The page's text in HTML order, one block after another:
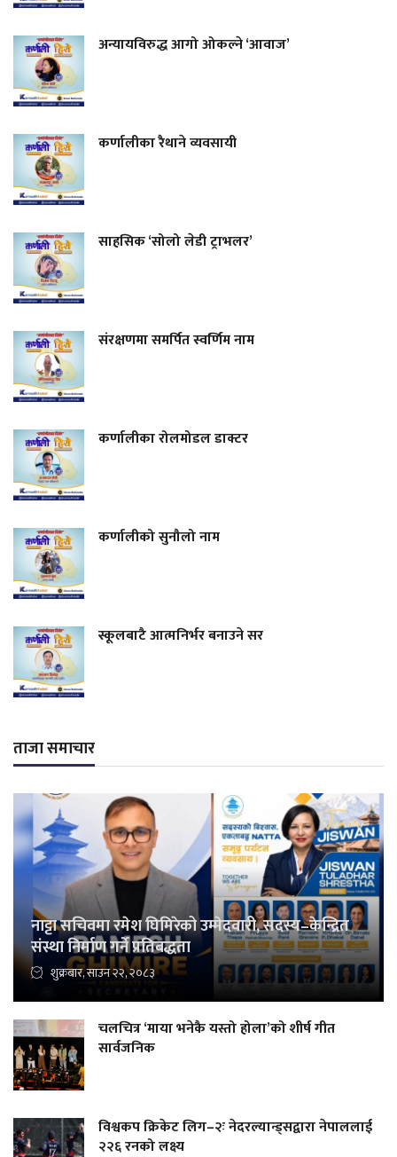
अन्यायविरुद्ध आगो ओकल्ने ‘आवाज’
कर्णालीका रैथाने व्यवसायी
साहसिक ‘सोलो लेडी ट्राभलर’
संरक्षणमा समर्पित स्वर्णिम नाम
कर्णालीका रोलमोडल डाक्टर
कर्णालीको सुनौलो नाम
स्कूलबाटै आत्मनिर्भर बनाउने सर
ताजा समाचार
नाट्टा सचिवमा रमेश घिमिरेको उम्मेदवारी, सदस्य–केन्द्रित
संस्था निर्माण गर्ने प्रतिबद्धता
शुक्रबार, साउन २२, २०८३
चलचित्र ‘माया भनेकै यस्तो होला’को शीर्ष गीत
सार्वजनिक
विश्वकप क्रिकेट लिग–२ः नेदरल्यान्ड्सद्वारा नेपाललाई
२२६ रनको लक्ष्य